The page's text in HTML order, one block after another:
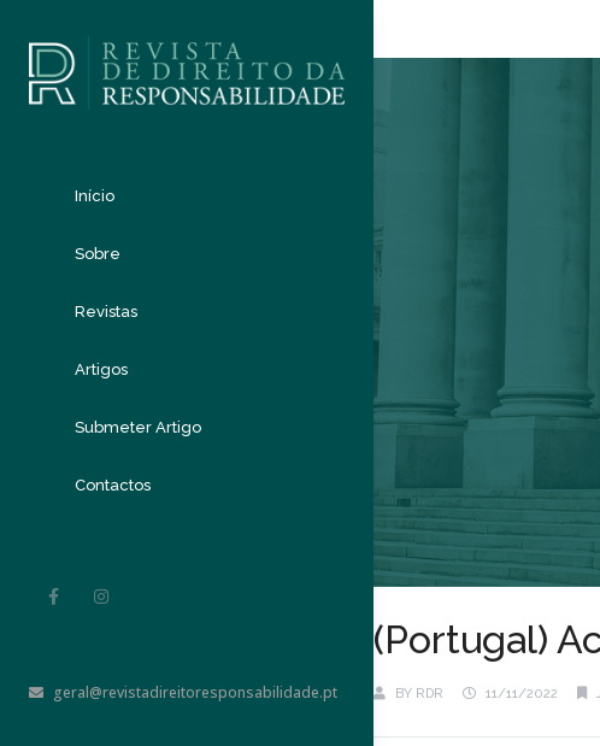
Início
Sobre
Revistas
Artigos
Submeter Artigo
Contactos
geral@revistadireitoresponsabilidade.pt
(Portugal)
BY RDR 11/11/2022